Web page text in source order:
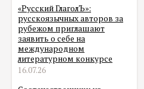
«Русский ГлаголЪ»:
русскоязычных авторов за
рубежом приглашают
заявить о себе на
международном
литературном конкурсе
16.07.26